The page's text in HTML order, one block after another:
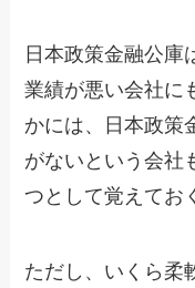
日本政策金融公庫
業績が悪い会社に
かには、日本政策
がないという会社
つとして覚えてお
ただし、いくら柔